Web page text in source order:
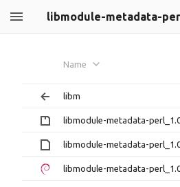
libmodule-metadata-
Name
libm
libmodule-metadata-